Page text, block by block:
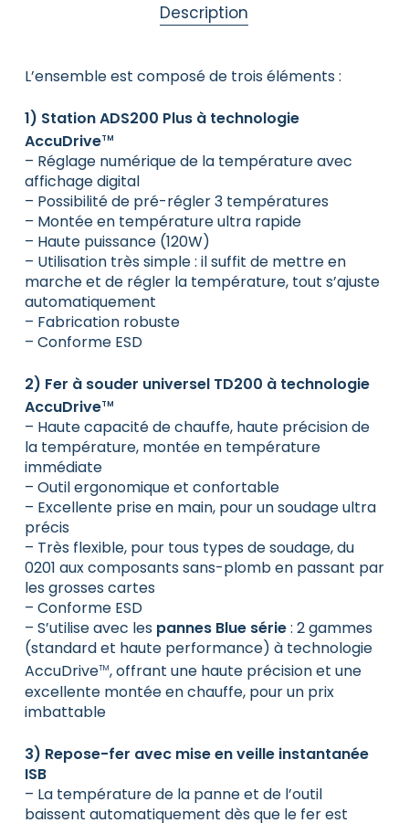
Description
L’ensemble est composé de trois éléments :
1) Station ADS200 Plus à technologie
AccuDriveTM
– Réglage numérique de la température avec
affichage digital
– Possibilité de pré-régler 3 températures
– Montée en température ultra rapide
– Haute puissance (120W)
– Utilisation très simple : il suffit de mettre en
marche et de régler la température, tout s’ajuste
automatiquement
– Fabrication robuste
– Conforme ESD
2) Fer à souder universel TD200 à technologie
AccuDriveTM
– Haute capacité de chauffe, haute précision de
la température, montée en température
immédiate
– Outil ergonomique et confortable
– Excellente prise en main, pour un soudage ultra
précis
– Très flexible, pour tous types de soudage, du
0201 aux composants sans-plomb en passant par
les grosses cartes
– Conforme ESD
– S’utilise avec lespannes Blue série: 2 gammes
(standard et haute performance) à technologie
AccuDriveTM, offrant une haute précision et une
excellente montée en chauffe, pour un prix
imbattable
3) Repose-fer avec mise en veille instantanée
ISB
– La température de la panne et de l’outil
baissent automatiquement dès que le fer est